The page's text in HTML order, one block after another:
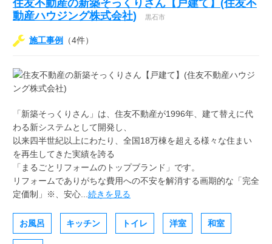
住友不動産の新築そっくりさん【戸建て】(住友不
動産ハウジング株式会社)
黒石市
施工事例 （4件）
「新築そっくりさん」は、住友不動産が1996年、建て替えに代
わる新システムとして開発し、
以来四半世紀以上にわたり、全国18万棟を超える様々な住まい
を再生してきた実績を誇る
「まるごとリフォームのトップブランド」です。
リフォームでありがちな費用への不安を解消する画期的な「完全
定価制」※、安心... 続きを見る
お風呂 キッチン トイレ 洋室 和室